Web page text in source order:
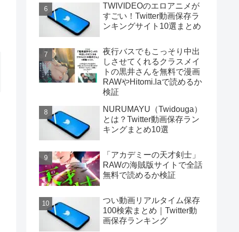
TWIVIDEOのエロアニメが
すごい！Twitter動画保存ラ
ンキングサイト10選まとめ
夜行バスでもこっそり中出
しさせてくれるクラスメイ
トの黒井さんを無料で漫画
RAWやHitomi.laで読めるか
検証
NURUMAYU（Twidouga）
とは？Twitter動画保存ラン
キングまとめ10選
「アカデミーの天才剣士」
RAWの海賊版サイトで全話
無料で読めるか検証
つい動画リアルタイム保存
100検索まとめ｜Twitter動
画保存ランキング